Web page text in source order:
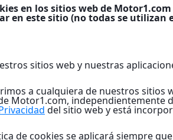
en los sitios web de
en este sitio (no todas se utilizan
sitios web y nuestras
a cualquiera de nuestros
Motor1.com, independientemente
del sitio web y está
de cookies se aplicará siempre